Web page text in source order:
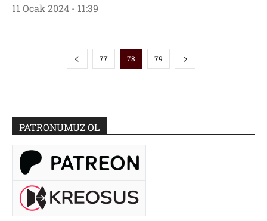
11 Ocak 2024 - 11:39
77 78 79
PATRONUMUZ OL